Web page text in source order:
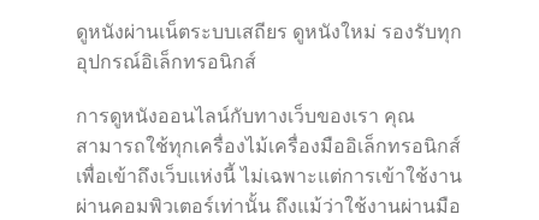
ดูหนังผ่านเน็ตระบบเสถียร ดูหนังใหม่ รองรับทุก
อุปกรณ์อิเล็กทรอนิกส์
การดูหนังออนไลน์กับทางเว็บของเรา คุณ
สามารถใช้ทุกเครื่องไม้เครื่องมืออิเล็กทรอนิกส์
เพื่อเข้าถึงเว็บแห่งนี้ ไม่เฉพาะแต่การเข้าใช้งาน
ผ่านคอมพิวเตอร์เท่านั้น ถึงแม้ว่าใช้งานผ่านมือ